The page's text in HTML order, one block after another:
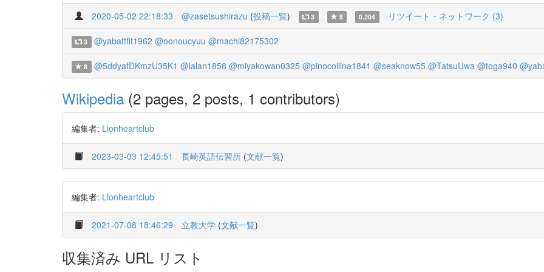
2020-05-02 22:18:33 @zasetsushirazu (投稿一覧) 3 8 0.204 リツイート・ネットワーク (3)
3 @yabattfit1962 @oonoucyuu @machi82175302
8 @5ddyafDKmzU35K1 @lalan1858 @miyakowan0325 @pinocollina1841 @seaknow55 @TatsuUwa @toga940
Wikipedia (2 pages, 2 posts, 1 contributors)
編集者: Lionheartclub
2023-03-03 12:45:51 長崎英語伝習所 (文献一覧)
編集者: Lionheartclub
2021-07-08 18:46:29 立教大学 (文献一覧)
収集済み URL リスト